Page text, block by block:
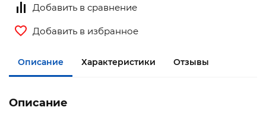
Добавить в сравнение
Добавить в избранное
Описание Характеристики Отзывы
Описание